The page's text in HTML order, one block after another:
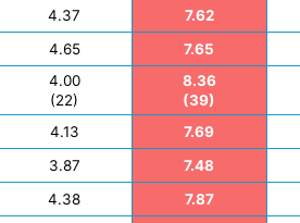
4.37 7.62
4.65 7.65
4.00
(22)
8.36
(39)
4.13 7.69
3.87 7.48
4.38 7.87